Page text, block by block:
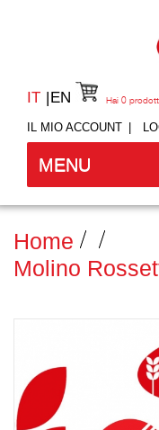
IT EN
IL MIO ACCOUNT
Hai 0
MENU
Home
Molino